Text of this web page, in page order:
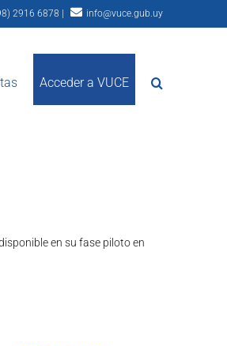
2916 6878 | info@vuce.gub.uy
Acceder a VUCE
en su fase piloto en